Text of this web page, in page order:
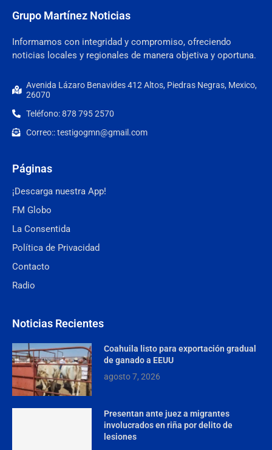
Grupo Martínez Noticias
Informamos con integridad y compromiso, ofreciendo
noticias locales y regionales de manera objetiva y oportuna.
Avenida Lázaro Benavides 412 Altos, Piedras Negras, Mexico,
26070
Teléfono: 878 795 2570
Correo:: testigogmn@gmail.com
Páginas
¡Descarga nuestra App!
FM Globo
La Consentida
Política de Privacidad
Contacto
Radio
Noticias Recientes
Coahuila listo para exportación gradual
de ganado a EEUU
agosto 7, 2026
Presentan ante juez a migrantes
involucrados en riña por delito de
lesiones